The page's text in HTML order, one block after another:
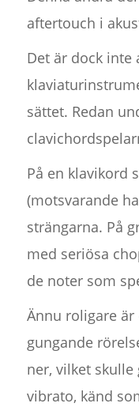
aftertouch i
Det är dock inte
sättet. Redan
På en klavikord
(motsvarande
strängarna. På
med seriösa
de noter som
Ännu roligare
gungande
ner, vilket
vibrato, känd